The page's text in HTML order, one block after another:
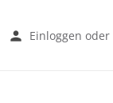
Einloggen oder